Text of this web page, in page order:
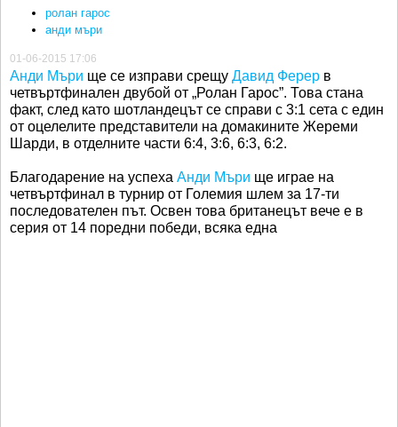
ролан гарос
анди мъри
01-06-2015 17:06
Анди Мъри ще се изправи срещу Давид Ферер в
четвъртфинален двубой от „Ролан Гарос”. Това стана
факт, след като шотландецът се справи с 3:1 сета с един
от оцелелите представители на домакините Жереми
Шарди, в отделните части 6:4, 3:6, 6:3, 6:2.
Благодарение на успеха Анди Мъри ще играе на
четвъртфинал в турнир от Големия шлем за 17-ти
последователен път. Освен това британецът вече е в
серия от 14 поредни победи, всяка една